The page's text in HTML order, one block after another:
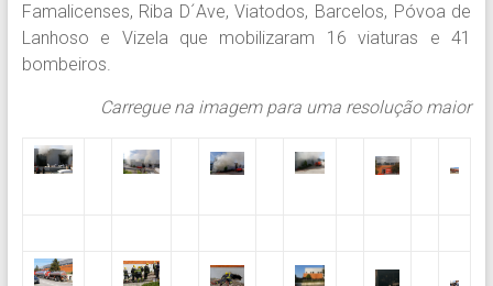
Famalicenses, Riba D´Ave, Viatodos, Barcelos, Póvoa de
Lanhoso e Vizela que mobilizaram 16 viaturas e 41
bombeiros.
Carregue na imagem para uma resolução maior